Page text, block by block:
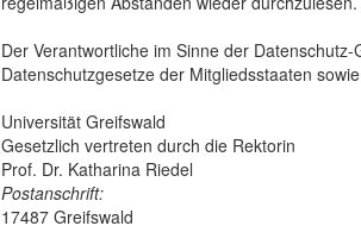
Der Verantwortliche im Sinne der
Datenschutzgesetze der Mitgliedsstaaten
Universität Greifswald
Gesetzlich vertreten durch die Rektorin
Prof. Dr. Katharina Riedel
Postanschrift:
17487 Greifswald